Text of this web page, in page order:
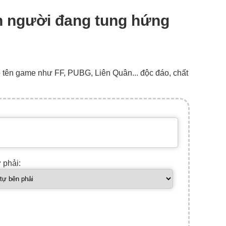
người đang tung hứng
game như FF, PUBG, Liên Quân... độc đáo, chất
phải: